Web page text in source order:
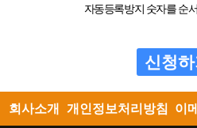
자동등록방지 숫자를 순
회사소개 개인정보처리방침 이